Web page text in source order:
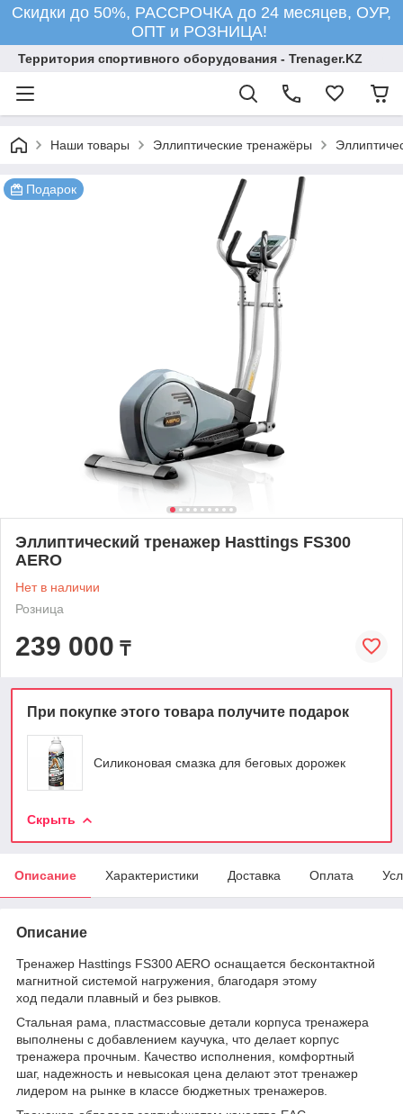
Скидки до 50%, РАССРОЧКА до 24 месяцев, ОУР,
ОПТ и РОЗНИЦА!
Территория спортивного оборудования - Trenager.KZ
Наши товары Эллиптические тренажёры
Подарок
Эллиптический тренажер Hasttings FS300
AERO
Нет в наличии
Розница
239 000 ₸
При покупке этого товара получите подарок
Силиконовая смазка для беговых дорожек
Скрыть
Описание Характеристики Доставка Оплата
Описание
Тренажер Hasttings FS300 AERO оснащается бесконтактной
магнитной системой нагружения, благодаря этому
ход педали плавный и без рывков.
Стальная рама, пластмассовые детали корпуса тренажера
выполнены с добавлением каучука, что делает корпус
тренажера прочным. Качество исполнения, комфортный
шаг, надежность и невысокая цена делают этот тренажер
лидером на рынке в классе бюджетных тренажеров.